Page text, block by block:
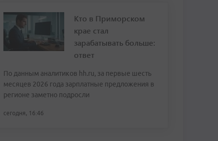
Кто в Приморском
крае стал
зарабатывать больше:
ответ
По данным аналитиков hh.ru, за первые шесть
месяцев 2026 года зарплатные предложения в
регионе заметно подросли
сегодня, 16:46